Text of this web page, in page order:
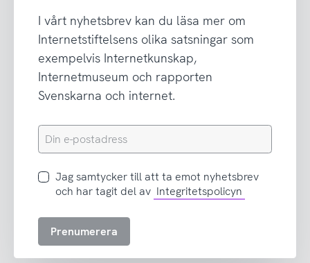
I vårt nyhetsbrev kan du läsa mer om
Internetstiftelsens olika satsningar som
exempelvis Internetkunskap,
Internetmuseum och rapporten
Svenskarna och internet.
Din
e-
Jag
samtycker
att
Jag samtycker till att ta emot nyhetsbrev
och har tagit del av Integritetspolicyn
Prenumerera